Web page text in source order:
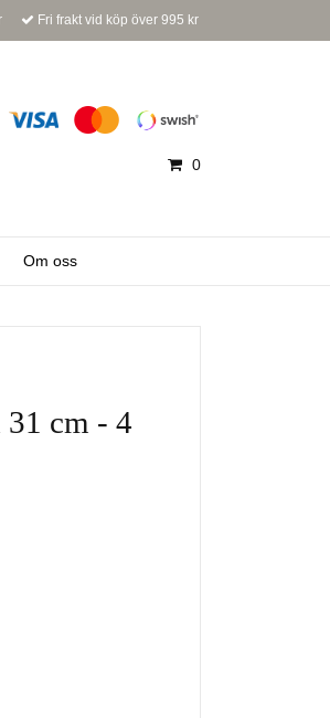
Fri frakt vid köp över 995 kr
0
Om oss
cm - 4